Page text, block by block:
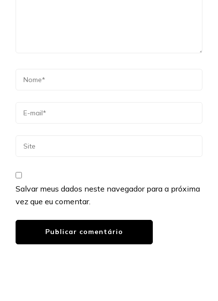
Salvar meus dados neste navegador para a próxima
vez que eu comentar.